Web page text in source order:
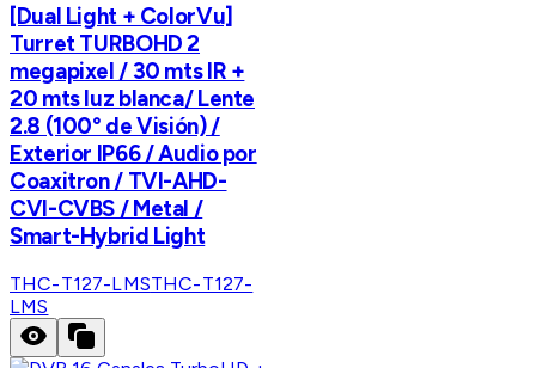
[Dual Light + ColorVu]
Turret TURBOHD 2
megapixel / 30 mts IR +
20 mts luz blanca/ Lente
2.8 (100° de Visión) /
Exterior IP66 / Audio por
Coaxitron / TVI-AHD-
CVI-CVBS / Metal /
Smart-Hybrid Light
THC-T127-LMSTHC-T127-
LMS